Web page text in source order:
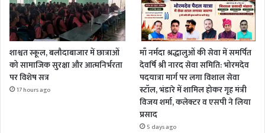
शाश्वत स्कूल, बलौदाबाजार में छात्राओं
को सामाजिक सुरक्षा और आत्मनिर्भरता
पर विशेष सत्र
17 hours ago
माँ नर्मदा श्रद्धालुओं की सेवा में समर्पित
देवर्षि श्री नारद सेवा समिति: भोरमदेव
पदयात्रा मार्ग पर लगा विशाल सेवा
स्टॉल, भंडारे में शामिल होकर गृह मंत्री
विजय शर्मा, कलेक्टर व एसपी ने लिया
प्रसाद
5 days ago